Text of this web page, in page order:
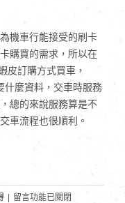
機車行能接受的刷卡
購買的需求，所以在
皮訂購方式買車，
什麼資料，交車時服務
總的來說服務算是不
車流程也很順利。
在
留言功能已關閉